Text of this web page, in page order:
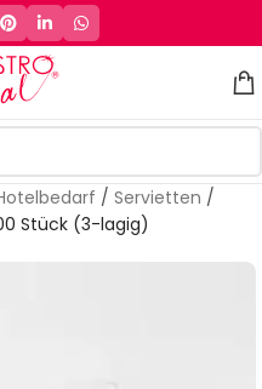
/ Servietten /
Stück (3-lagig)